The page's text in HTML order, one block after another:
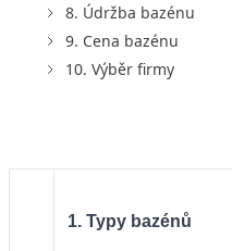
8. Údržba bazénu
9. Cena bazénu
10. Výběr firmy
1. Typy bazénů